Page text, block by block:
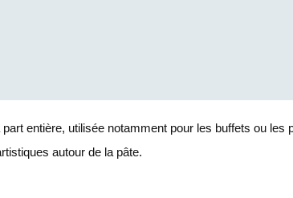
entière, utilisée notamment pour les buffets ou
autour de la pâte.